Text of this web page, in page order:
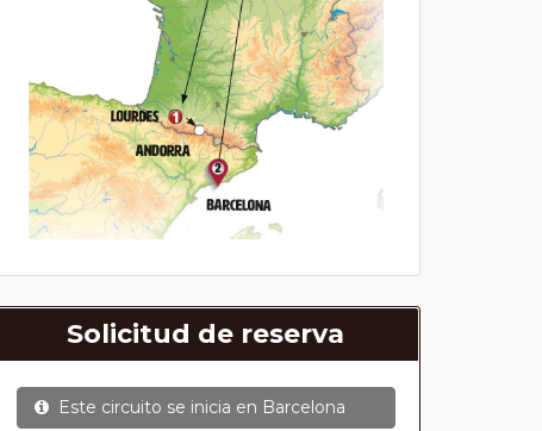
Solicitud de reserva
Este circuito se inicia en Barcelona